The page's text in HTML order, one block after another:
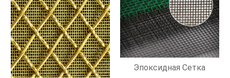
Эпоксидная Сетка